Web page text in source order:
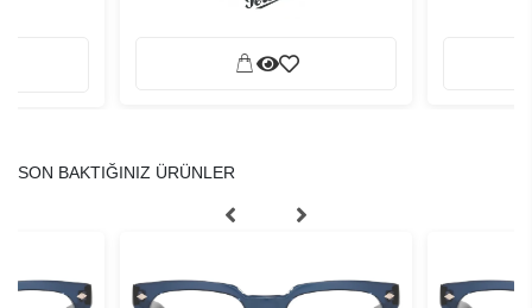
SON BAKTIĞINIZ ÜRÜNLER